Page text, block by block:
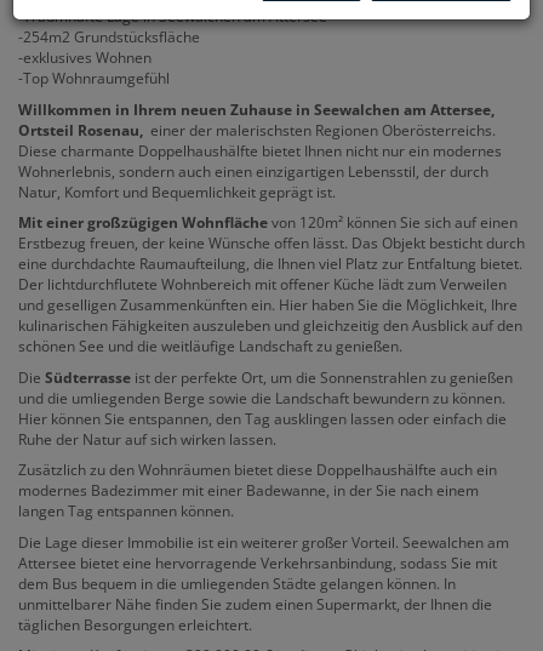
-Traumhafte Lage in Seewalchen am Attersee
-254m2 Grundstücksfläche
-exklusives Wohnen
-Top Wohnraumgefühl
Willkommen in Ihrem neuen Zuhause in Seewalchen am Attersee,
Ortsteil Rosenau, einer der malerischsten Regionen Oberösterreichs.
Diese charmante Doppelhaushälfte bietet Ihnen nicht nur ein modernes
Wohnerlebnis, sondern auch einen einzigartigen Lebensstil, der durch
Natur, Komfort und Bequemlichkeit geprägt ist.
Mit einer großzügigen Wohnflächevon 120m² können Sie sich auf einen
Erstbezug freuen, der keine Wünsche offen lässt. Das Objekt besticht durch
eine durchdachte Raumaufteilung, die Ihnen viel Platz zur Entfaltung bietet.
Der lichtdurchflutete Wohnbereich mit offener Küche lädt zum Verweilen
und geselligen Zusammenkünften ein. Hier haben Sie die Möglichkeit, Ihre
kulinarischen Fähigkeiten auszuleben und gleichzeitig den Ausblick auf den
schönen See und die weitläufige Landschaft zu genießen.
Die Südterrasse ist der perfekte Ort, um die Sonnenstrahlen zu genießen
und die umliegenden Berge sowie die Landschaft bewundern zu können.
Hier können Sie entspannen, den Tag ausklingen lassen oder einfach die
Ruhe der Natur auf sich wirken lassen.
Zusätzlich zu den Wohnräumen bietet diese Doppelhaushälfte auch ein
modernes Badezimmer mit einer Badewanne, in der Sie nach einem
langen Tag entspannen können.
Die Lage dieser Immobilie ist ein weiterer großer Vorteil. Seewalchen am
Attersee bietet eine hervorragende Verkehrsanbindung, sodass Sie mit
dem Bus bequem in die umliegenden Städte gelangen können. In
unmittelbarer Nähe finden Sie zudem einen Supermarkt, der Ihnen die
täglichen Besorgungen erleichtert.